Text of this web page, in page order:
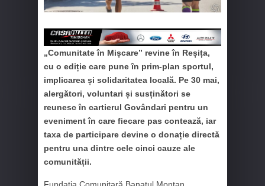
„Comunitate în Mișcare” revine în Reșița,
cu o ediție care pune în prim‑plan sportul,
implicarea și solidaritatea locală. Pe 30 mai,
alergători, voluntari și susținători se
reunesc în cartierul Govândari pentru un
eveniment în care fiecare pas contează, iar
taxa de participare devine o donație directă
pentru una dintre cele cinci cauze ale
comunității.
Fundația Comunitară Banatul Montan